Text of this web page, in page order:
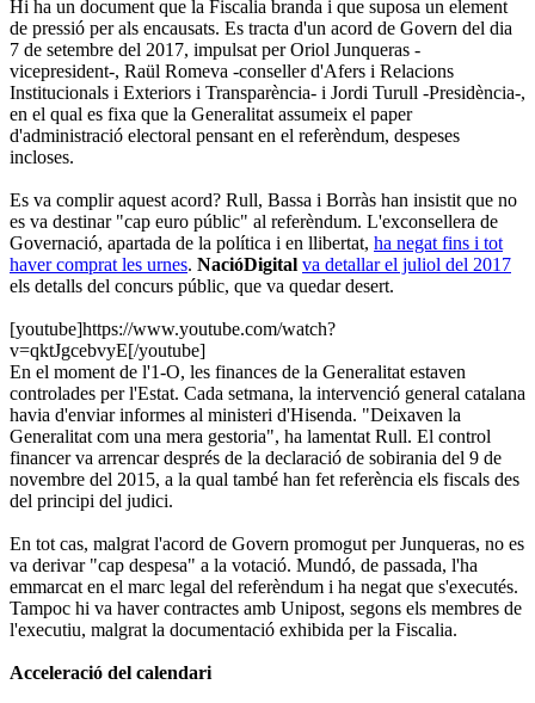
Hi ha un document que la Fiscalia branda i que suposa un element
de pressió per als encausats. Es tracta d'un acord de Govern del dia
7 de setembre del 2017, impulsat per Oriol Junqueras -
vicepresident-, Raül Romeva -conseller d'Afers i Relacions
Institucionals i Exteriors i Transparència- i Jordi Turull -Presidència-,
en el qual es fixa que la Generalitat assumeix el paper
d'administració electoral pensant en el referèndum, despeses
incloses.
Es va complir aquest acord? Rull, Bassa i Borràs han insistit que no
es va destinar "cap euro públic" al referèndum. L'exconsellera de
Governació, apartada de la política i en llibertat, ha negat fins i tot
haver comprat les urnes. NacióDigital va detallar el juliol del 2017
els detalls del concurs públic, que va quedar desert.
[youtube]https://www.youtube.com/watch?
v=qktJgcebvyE[/youtube]
En el moment de l'1-O, les finances de la Generalitat estaven
controlades per l'Estat. Cada setmana, la intervenció general catalana
havia d'enviar informes al ministeri d'Hisenda. "Deixaven la
Generalitat com una mera gestoria", ha lamentat Rull. El control
financer va arrencar després de la declaració de sobirania del 9 de
novembre del 2015, a la qual també han fet referència els fiscals des
del principi del judici.
En tot cas, malgrat l'acord de Govern promogut per Junqueras, no es
va derivar "cap despesa" a la votació. Mundó, de passada, l'ha
emmarcat en el marc legal del referèndum i ha negat que s'executés.
Tampoc hi va haver contractes amb Unipost, segons els membres de
l'executiu, malgrat la documentació exhibida per la Fiscalia.
Acceleració del calendari